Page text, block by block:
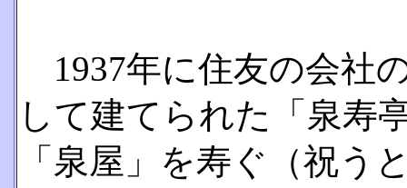
1937年に住友の会社
して建てられた「泉寿
「泉屋」を寿ぐ（祝う